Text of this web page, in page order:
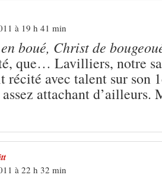
à 19 h 41 min
boué, Christ de
que… Lavilliers, notre
récité avec talent sur son
attachant d’ailleurs.
à 22 h 32 min